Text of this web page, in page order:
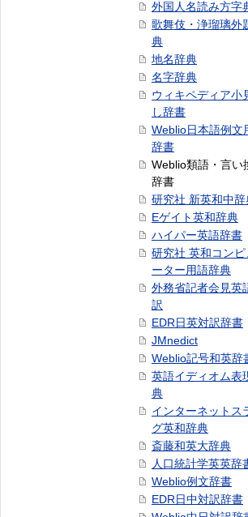
外国人名読み方字
歌舞伎・浄瑠璃外
典
地名辞典
名字辞典
ウィキペディア小
し辞書
Weblio日本語例文
辞書
Weblio類語・言い
辞書
研究社 新英和中辞
Eゲイト英和辞典
ハイパー英語辞書
研究社 英和コンピ
ーター用語辞典
外務省記者会見英
訳
EDR日英対訳辞書
JMnedict
Weblio記号和英辞
英語イディオム表
典
インターネットス
グ英和辞典
斎藤和英大辞典
人口統計学英英辞
Weblio例文辞書
EDR日中対訳辞書